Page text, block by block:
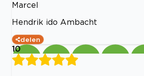
Marcel
Hendrik ido Ambacht
delen
10